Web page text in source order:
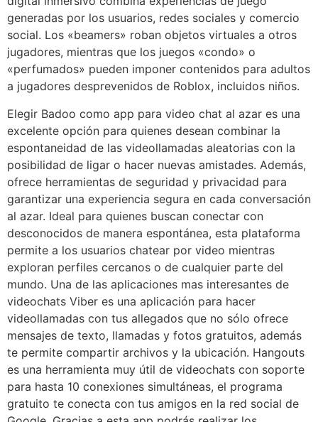
generadas por los usuarios, redes sociales y comercio
social. Los «beamers» roban objetos virtuales a otros
jugadores, mientras que los juegos «condo» o
«perfumados» pueden imponer contenidos para adultos
a jugadores desprevenidos de Roblox, incluidos niños.
Elegir Badoo como app para video chat al azar es una
excelente opción para quienes desean combinar la
espontaneidad de las videollamadas aleatorias con la
posibilidad de ligar o hacer nuevas amistades. Además,
ofrece herramientas de seguridad y privacidad para
garantizar una experiencia segura en cada conversación
al azar. Ideal para quienes buscan conectar con
desconocidos de manera espontánea, esta plataforma
permite a los usuarios chatear por video mientras
exploran perfiles cercanos o de cualquier parte del
mundo. Una de las aplicaciones mas interesantes de
videochats Viber es una aplicación para hacer
videollamadas con tus allegados que no sólo ofrece
mensajes de texto, llamadas y fotos gratuitos, además
te permite compartir archivos y la ubicación. Hangouts
es una herramienta muy útil de videochats con soporte
para hasta 10 conexiones simultáneas, el programa
gratuito te conecta con tus amigos en la red social de